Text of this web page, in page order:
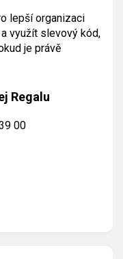
lepší organizaci
využít slevový kód,
je právě
Regalu
00